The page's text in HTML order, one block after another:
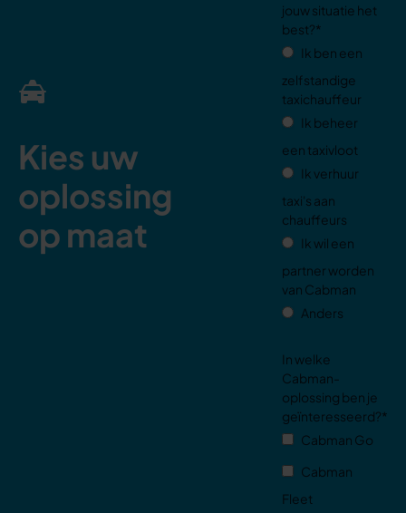
Kies uw
oplossing
op maat
jouw situatie het
best?*
Ik ben een
zelfstandige
taxichauffeur
Ik beheer
een taxivloot
Ik verhuur
taxi's aan
chauffeurs
Ik wil een
partner worden
van Cabman
Anders
In welke
Cabman-
oplossing ben je
geïnteresseerd?*
Cabman Go
Cabman
Fleet